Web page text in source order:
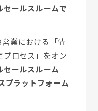
セールスルームで
業における「情
ロセス」をオン
セールスルーム
プラットフォーム